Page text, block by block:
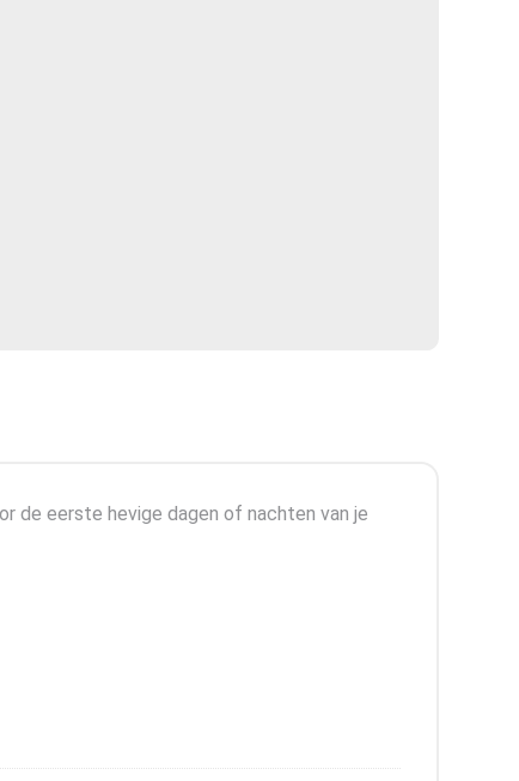
de eerste hevige dagen of nachten van je